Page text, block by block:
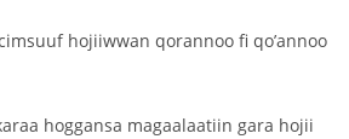
hojiiwwan qorannoo fi qo’annoo
hoggansa magaalaatiin gara hojii